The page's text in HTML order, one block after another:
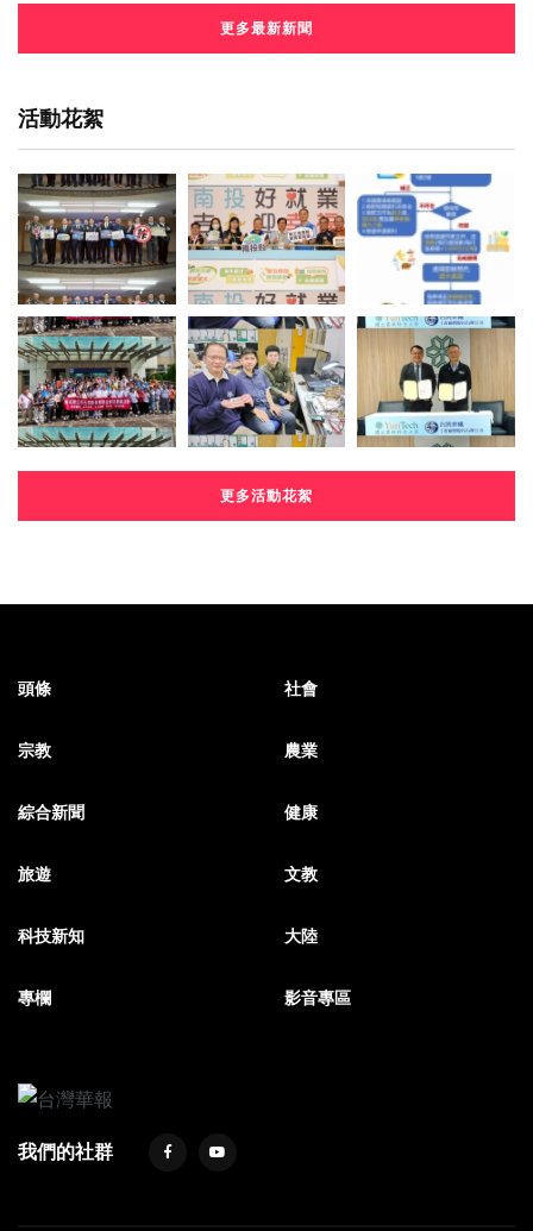
更多最新新聞
活動花絮
更多活動花絮
頭條 社會
宗教 農業
綜合新聞 健康
旅遊 文教
科技新知 大陸
專欄 影音專區
我們的社群